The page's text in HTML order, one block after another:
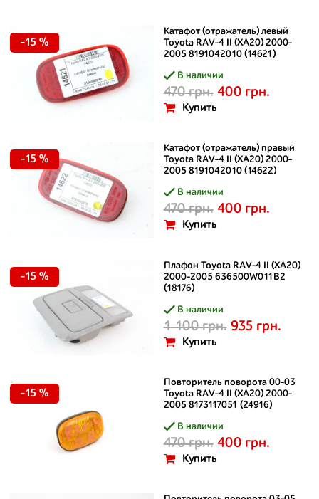
Катафот (отражатель) левый
Toyota RAV-4 II (XA20) 2000-
2005 8191042010 (14621)
В наличии
470 грн. 400 грн.
Купить
-15 %
Катафот (отражатель) правый
Toyota RAV-4 II (XA20) 2000-
2005 8191042010 (14622)
В наличии
470 грн. 400 грн.
Купить
-15 %
Плафон Toyota RAV-4 II (XA20)
2000-2005 636500W011B2
(18176)
В наличии
1 100 грн. 935 грн.
Купить
-15 %
Повторитель поворота 00-03
Toyota RAV-4 II (XA20) 2000-
2005 8173117051 (24916)
В наличии
470 грн. 400 грн.
Купить
-15 %